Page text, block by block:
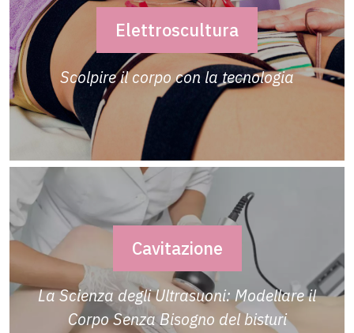
Elettroscultura
Scolpire il corpo con la tecnologia
Cavitazione
La Scienza degli Ultrasuoni: Modellare il
Corpo Senza Bisogno del bisturi